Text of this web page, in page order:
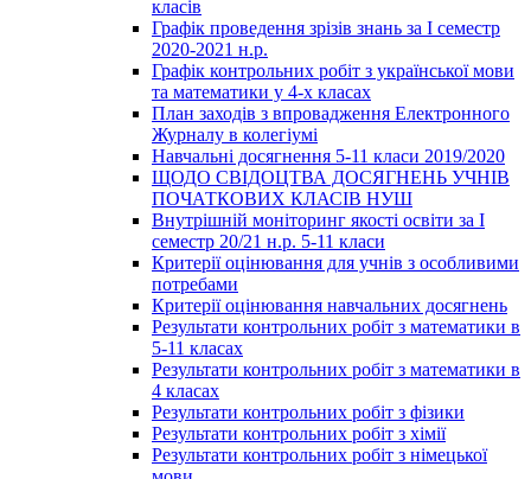
класів
Графік проведення зрізів знань за І семестр
2020-2021 н.р.
Графік контрольних робіт з української мови
та математики у 4-х класах
План заходів з впровадження Електронного
Журналу в колегіумі
Навчальні досягнення 5-11 класи 2019/2020
ЩОДО СВІДОЦТВА ДОСЯГНЕНЬ УЧНІВ
ПОЧАТКОВИХ КЛАСІВ НУШ
Внутрішній моніторинг якості освіти за І
семестр 20/21 н.р. 5-11 класи
Критерії оцінювання для учнів з особливими
потребами
Критерії оцінювання навчальних досягнень
Результати контрольних робіт з математики в
5-11 класах
Результати контрольних робіт з математики в
4 класах
Результати контрольних робіт з фізики
Результати контрольних робіт з хімії
Результати контрольних робіт з німецької